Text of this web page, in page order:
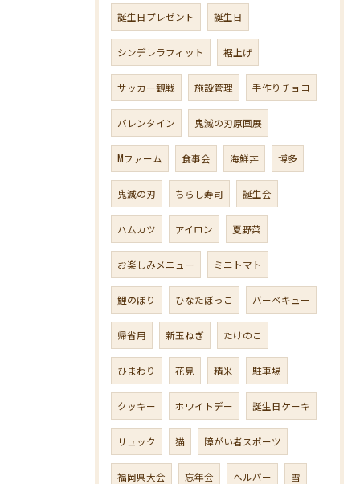
誕生日プレゼント 誕生日
シンデレラフィット 裾上げ
サッカー観戦 施設管理 手作りチョコ
バレンタイン 鬼滅の刃原画展
Mファーム 食事会 海鮮丼 博多
鬼滅の刃 ちらし寿司 誕生会
ハムカツ アイロン 夏野菜
お楽しみメニュー ミニトマト
鯉のぼり ひなたぼっこ バーベキュー
帰省用 新玉ねぎ たけのこ
ひまわり 花見 精米 駐車場
クッキー ホワイトデー 誕生日ケーキ
リュック 猫 障がい者スポーツ
福岡県大会 忘年会 ヘルパー 雪